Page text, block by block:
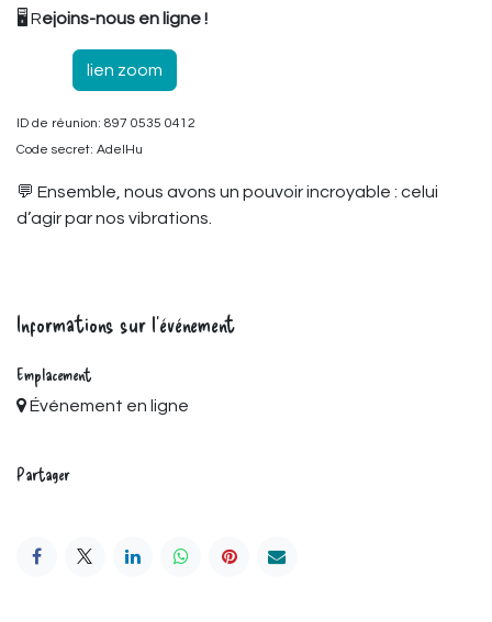
🖥️ Rejoins-nous en ligne !
lien zoom
ID de réunion: 897 0535 0412
Code secret: AdelHu
💬 Ensemble, nous avons un pouvoir incroyable : celui
d’agir par nos vibrations.
Informations sur l'événement
Emplacement
Événement en ligne
Partager